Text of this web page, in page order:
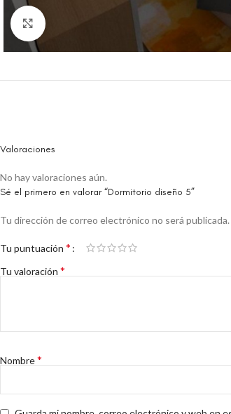
Valoraciones
No hay valoraciones aún.
Sé el primero en valorar “Dormitorio diseño 5”
Tu dirección de correo electrónico no será publicada.
Tu puntuación *
Tu valoración *
Nombre*